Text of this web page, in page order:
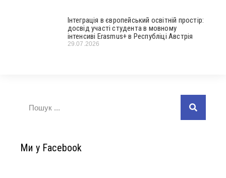
Інтеграція в європейський освітній простір:
досвід участі студента в мовному
інтенсиві Erasmus+ в Республіці Австрія
29.07.2026
Ми у Facebook